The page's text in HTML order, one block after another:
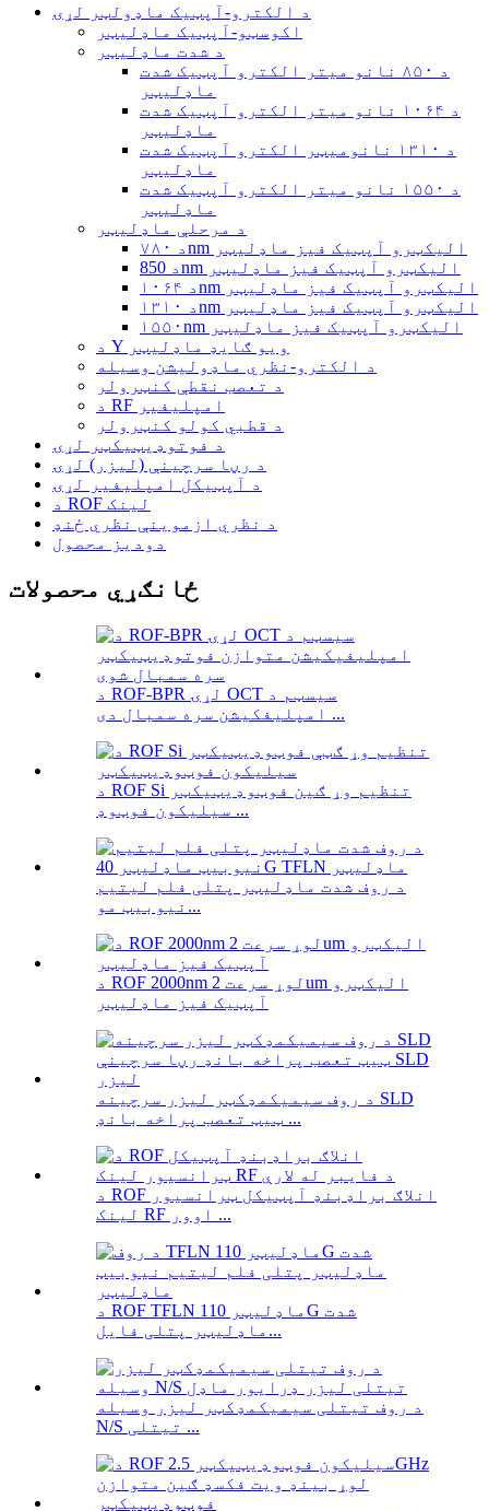
د الکترو-آپټیک ماډولټر لړۍ
اکوسټو-آپټیک ماډلیټر
د شدت ماډلیټر
د ۸۵۰ نانو میتر الکترو آپټیک شدت
ماډلیټر
د ۱۰۶۴ نانو میتر الکترو آپټیک شدت
ماډلیټر
د ۱۳۱۰ نانومیټر الکترو آپټیک شدت
ماډلیټر
د ۱۵۵۰ نانو میتر الکترو آپټیک شدت
ماډلیټر
د مرحلې ماډلیټر
د ۷۸۰nm الیکټرو آپټیک فیز ماډلیټر
د 850nm الیکټرو آپټیک فیز ماډلیټر
د ۱۰۶۴nm الیکټرو آپټیک فیز ماډلیټر
د ۱۳۱۰nm الیکټرو آپټیک فیز ماډلیټر
۱۵۵۰nm الیکټرو آپټیک فیز ماډلیټر
د Y ویو ګایډ ماډلیټر
د الکترو-نظري ماډولیشن وسیله
د تعصب نقطې کنټرولر
د RF امپلیفیر
د قطبي کولو کنټرولر
د فوتوډیټیکټر لړۍ
د رڼا سرچینې (لیزر) لړۍ
د آپټیکل امپلیفیر لړۍ
د ROF لینک
د نظري ازموینې نظري ځنډ
دودیز محصول
ځانګړي محصولات
د ROF-BPR لړۍ OCT سیسټم د
امپلیفکیشن سره سمبال دی ...
د ROF Si تنظیم وړ ګین فوټوډیټیکټر
سیلیکون فوټوډ ...
د روف شدت ماډلیټر پتلی فلم لیتیم
نیوبیټ مو...
د ROF 2000nm لوړ سرعت 2um الیکټرو
آپټیک فیز ماډلیټر
د روف سیمیکمډکټر لیزر سرچینه SLD
ټیټ تعصب پراخه بانډ ...
د ROF انلاګ براډبنډ آپټیکل ټرانسیور
لینک RF اوور ...
د ROF TFLN ماډلیټر 110G شدت
ماډلیټر پتلی فایل...
د روف تیتلی سیمیکمډکټر لیزر وسیله
N/S تیتلی ...